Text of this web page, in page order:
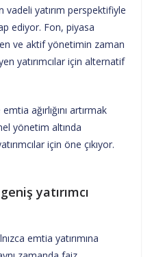
yatırım perspektifiyle
ediyor. Fon, piyasa
ve aktif yönetimin zaman
yatırımcılar için alternatif
ağırlığını artırmak
yönetim altında
için öne çıkıyor.
yatırımcı
emtia yatırımına